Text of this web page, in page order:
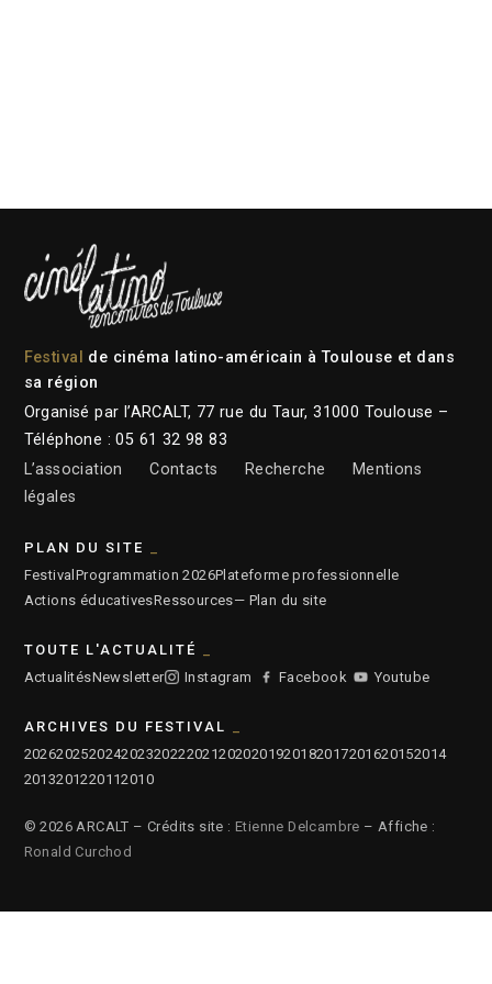
Festival
de cinéma latino-américain à Toulouse et dans
sa région
Organisé par l’ARCALT, 77 rue du Taur, 31000 Toulouse –
Téléphone : 05 61 32 98 83
L’association
Contacts Recherche
Mentions
légales
PLAN DU SITE
FestivalProgrammation 2026Plateforme professionnelle
Actions éducativesRessources— Plan du site
TOUTE L'ACTUALITÉ
ActualitésNewsletter Instagram Facebook Youtube
ARCHIVES DU FESTIVAL
2026202520242023202220212020201920182017201620152014
2013201220112010
© 2026 ARCALT – Crédits site : Etienne Delcambre – Affiche :
Ronald Curchod